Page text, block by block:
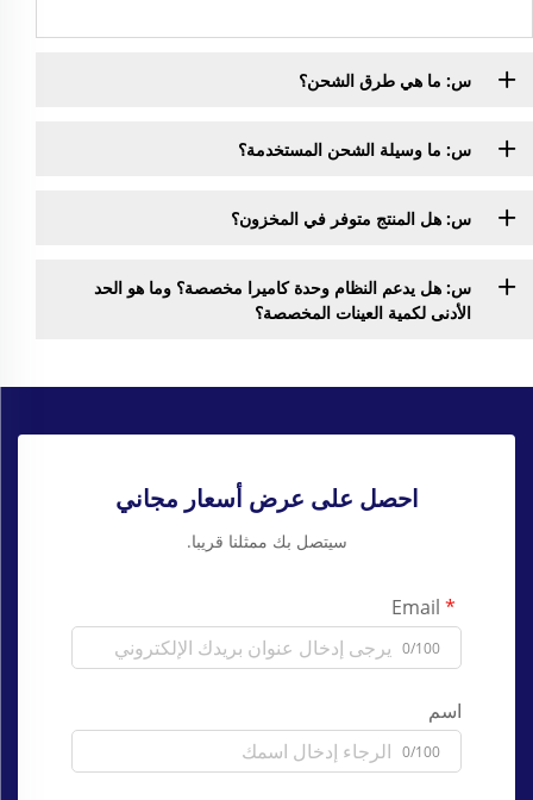
س: ما هي طرق الشحن؟
س: ما وسيلة الشحن المستخدمة؟
س: هل المنتج متوفر في المخزون؟
س: هل يدعم النظام وحدة كاميرا مخصصة؟ وما هو الحد
الأدنى لكمية العينات المخصصة؟
احصل على عرض أسعار مجاني
سيتصل بك ممثلنا قريبا.
0/100
اسم
0/100